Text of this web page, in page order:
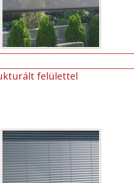
felülettel